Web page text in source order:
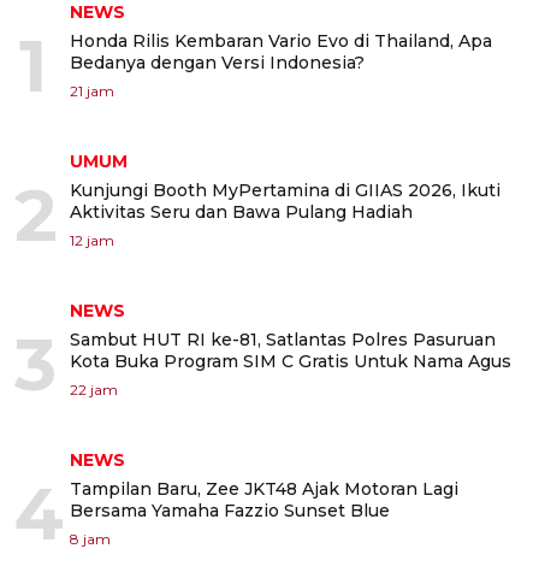
1
NEWS
Honda Rilis Kembaran Vario Evo di Thailand, Apa
Bedanya dengan Versi Indonesia?
21 jam
2
UMUM
Kunjungi Booth MyPertamina di GIIAS 2026, Ikuti
Aktivitas Seru dan Bawa Pulang Hadiah
12 jam
3
NEWS
Sambut HUT RI ke-81, Satlantas Polres Pasuruan
Kota Buka Program SIM C Gratis Untuk Nama Agus
22 jam
4
NEWS
Tampilan Baru, Zee JKT48 Ajak Motoran Lagi
Bersama Yamaha Fazzio Sunset Blue
8 jam